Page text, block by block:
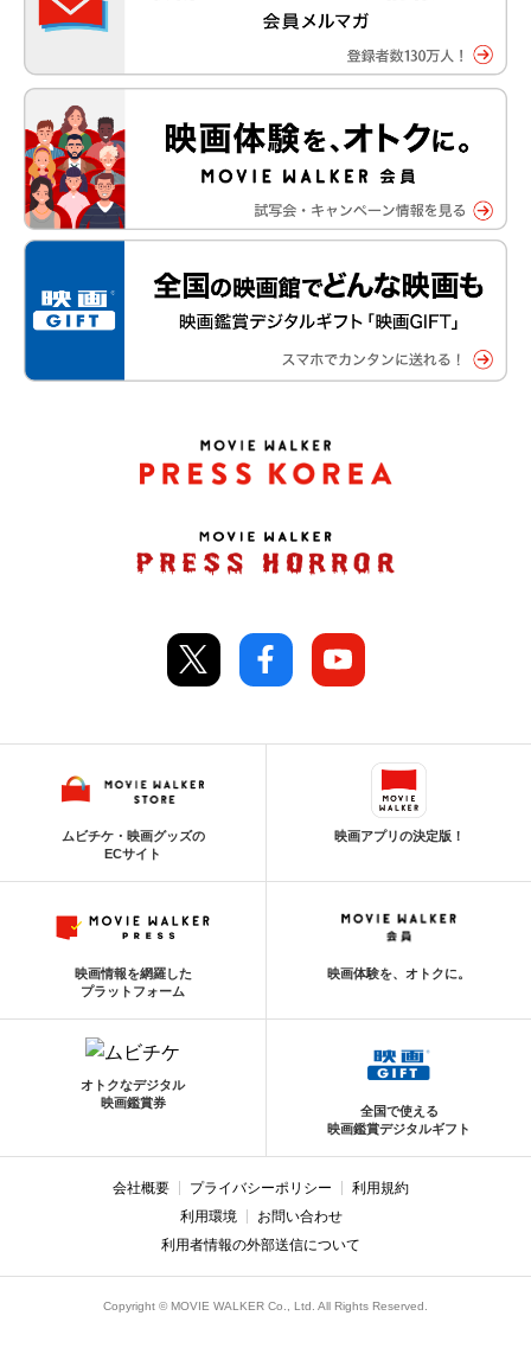
ムビチケ・映画グッズの
ECサイト
映画アプリの決定版！
映画情報を網羅した
プラットフォーム
映画体験を、オトクに。
オトクなデジタル
映画鑑賞券
全国で使える
映画鑑賞デジタルギフト
会社概要 プライバシーポリシー
利用規約
利用環境
お問い合わせ
利用者情報の外部送信について
Copyright © MOVIE WALKER Co., Ltd. All Rights Reserved.